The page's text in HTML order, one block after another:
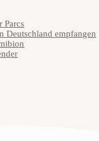
Parcs
Deutschland empfangen